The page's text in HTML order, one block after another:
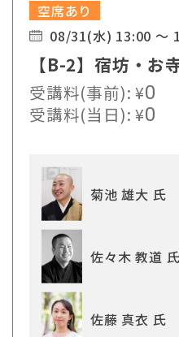
空席あり
08/31(水) 13:00 ～
【B-2】宿坊・お
受講料(事前):¥0
受講料(当日):¥0
菊池 雄大 氏
佐々木 教道 氏
佐藤 真衣 氏